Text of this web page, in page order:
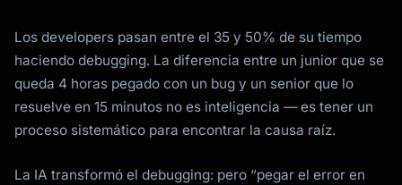
Los developers pasan entre el 35 y 50% de su tiempo
haciendo debugging. La diferencia entre un junior que se
queda 4 horas pegado con un bug y un senior que lo
resuelve en 15 minutos no es inteligencia — es tener un
proceso sistemático para encontrar la causa raíz.
La IA transformó el debugging: pero “pegar el error en